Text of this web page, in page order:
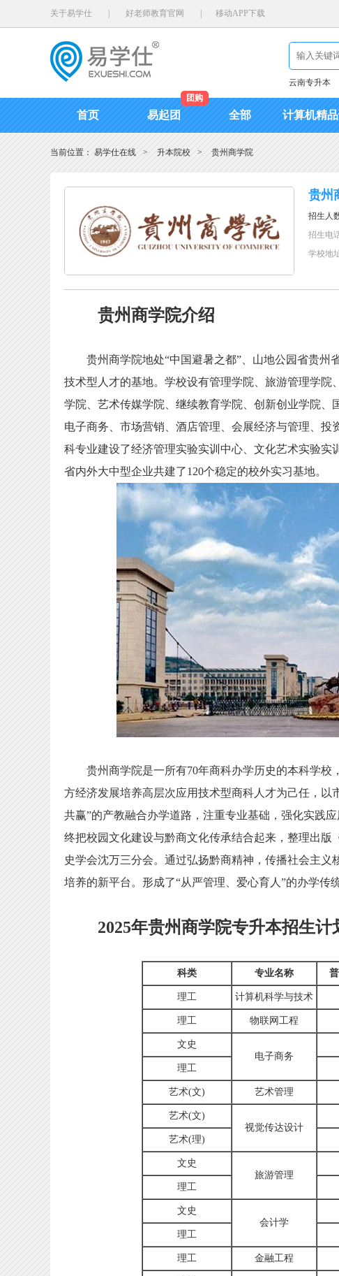
关于易学仕 好老师教育官网 移动APP下载
云南专升本
首页 易起团
团购
全部 计算机精
当前位置： 易学仕在线 > 升本院校 > 贵州商学院
贵州
招生人
招生电
学校地
贵州商学院介绍
贵州商学院地处“中国避暑之都”、山地公园省贵州
技术型人才的基地。学校设有管理学院、旅游管理学
学院、艺术传媒学院、继续教育学院、创新创业学院、
电子商务、市场营销、酒店管理、会展经济与管理、
科专业建设了经济管理实验实训中心、文化艺术实验
省内外大中型企业共建了120个稳定的校外实习基地。
贵州商学院是一所有70年商科办学历史的本科学校
方经济发展培养高层次应用技术型商科人才为己任，
共赢”的产教融合办学道路，注重专业基础，强化实践
终把校园文化建设与黔商文化传承结合起来，整理出版
史学会沈万三分会。通过弘扬黔商精神，传播社会主
培养的新平台。形成了“从严管理、爱心育人”的办学传统
2025年贵州商学院专升本招生计
科类 专业名称
理工 计算机科学与技术
理工 物联网工程
文史
电子商务
理工
艺术(文) 艺术管理
艺术(文)
视觉传达设计
艺术(理)
文史
旅游管理
理工
文史
会计学
理工
理工 金融工程